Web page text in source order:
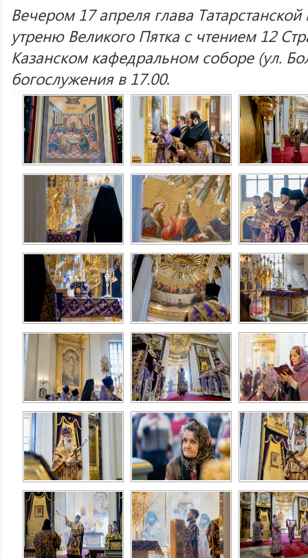
Вечером 17 апреля глава
утреню Великого Пятка с чтением 12
Казанском кафедральном соборе (ул.
богослужения в 17.00.